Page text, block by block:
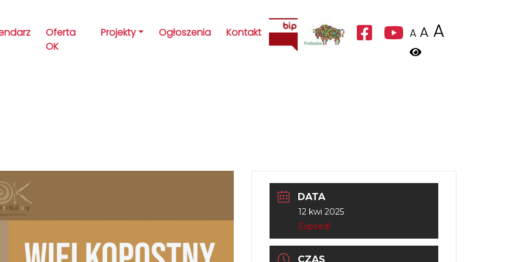
Oferta
OK
Projekty Ogłoszenia Kontakt A A A
DATA
12 kwi 2025
Expired!
CZAS